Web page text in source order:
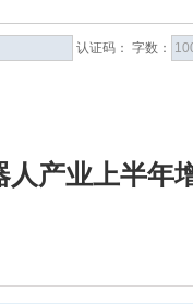
认证码： 字数：
人产业上半年